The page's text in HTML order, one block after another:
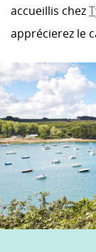
accueillis chez
apprécierez le